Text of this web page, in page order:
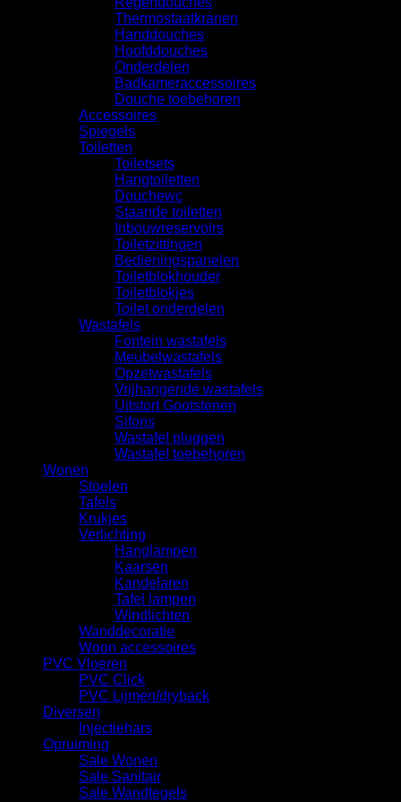
Thermostaatkranen
Handdouches
Hoofddouches
Onderdelen
Badkameraccessoires
Douche toebehoren
Accessoires
Spiegels
Toiletten
Toiletsets
Hangtoiletten
Douchewc
Staande toiletten
Inbouwreservoirs
Toiletzittingen
Bedieningspanelen
Toiletblokhouder
Toiletblokjes
Toilet onderdelen
Wastafels
Fontein wastafels
Meubelwastafels
Opzetwastafels
Vrijhangende wastafels
Uitstort Gootstenen
Sifons
Wastafel pluggen
Wastafel toebehoren
Wonen
Stoelen
Tafels
Krukjes
Verlichting
Hanglampen
Kaarsen
Kandelaren
Tafel lampen
Windlichten
Wanddecoratie
Woon accessoires
PVC Vloeren
PVC Click
PVC Lijmen/dryback
Diversen
Injectiehars
Opruiming
Sale Wonen
Sale Sanitair
Sale Wandtegels